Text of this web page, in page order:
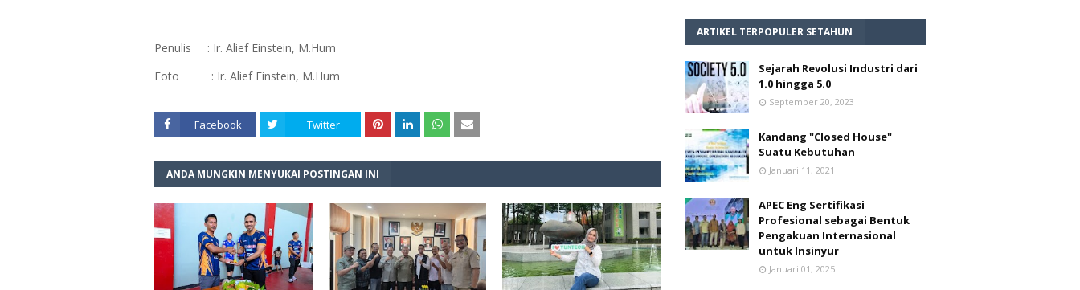
Penulis : Ir. Alief Einstein, M.Hum
Foto : Ir. Alief Einstein, M.Hum
Facebook Twitter
ANDA MUNGKIN MENYUKAI POSTINGAN INI
ARTIKEL TERPOPULER SETAHUN
Sejarah Revolusi Industri dari
1.0 hingga 5.0
September 20, 2023
Kandang "Closed House"
Suatu Kebutuhan
Januari 11, 2021
APEC Eng Sertifikasi
Profesional sebagai Bentuk
Pengakuan Internasional
untuk Insinyur
Januari 01, 2025